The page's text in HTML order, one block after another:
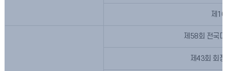
제
제58회 전국
제43회 회